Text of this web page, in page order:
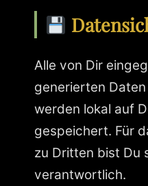
Alle von Dir
generierten
werden lokal auf
gespeichert. Für
zu Dritten bist Du
verantwortlich.